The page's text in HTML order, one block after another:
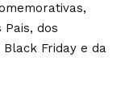
dos
Friday e da